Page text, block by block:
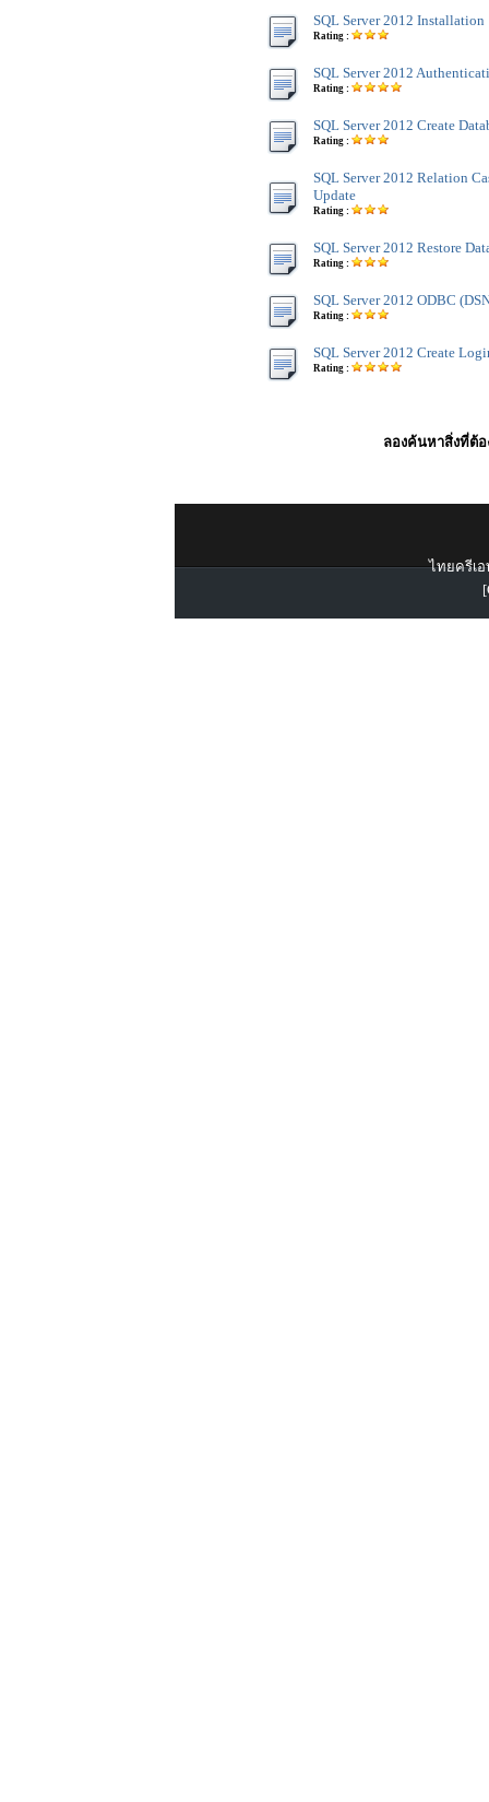
SQL Server 2012 Installation
Rating :
SQL Server 2012
Rating :
SQL Server 2012 Create
Rating :
SQL Server 2012 Relation
Update
Rating :
SQL Server 2012 Restore
Rating :
SQL Server 2012 ODBC
Rating :
SQL Server 2012 Create
Rating :
ลองค้นหาสิ่งที่ต้อ
ไทยครีเอ
[